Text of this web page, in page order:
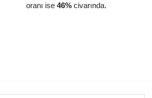
oranı ise 46%civarında.